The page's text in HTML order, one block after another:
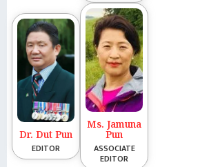
Dr. Dut Pun
EDITOR
Ms. Jamuna
Pun
ASSOCIATE
EDITOR